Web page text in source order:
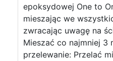
epoksydowej One to
mieszając we
zwracając uwagę na
Mieszać co najmniej 3
przelewanie: Przelać